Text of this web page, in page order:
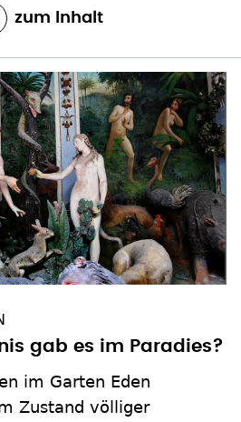
zum Inhalt
gab es im Paradies?
im Garten Eden
Zustand völliger